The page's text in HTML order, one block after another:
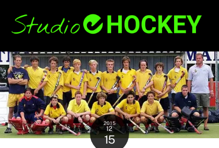
content
2015
12
15
To
Top